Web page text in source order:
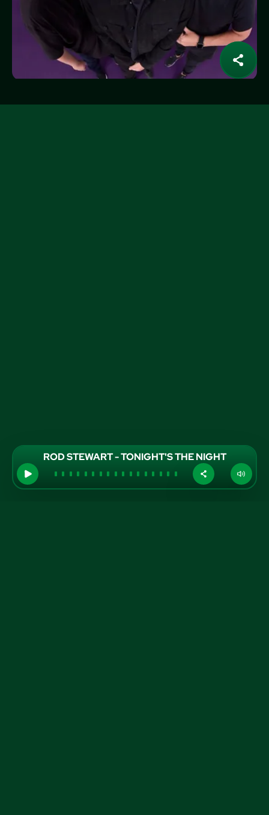
ROD STEWART - TONIGHT'S THE NIGHT